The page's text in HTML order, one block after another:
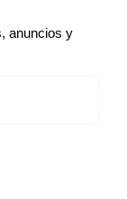
anuncios y